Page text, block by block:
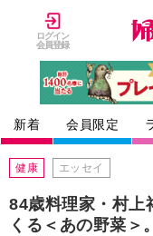
ログイン
会員登録
新着 会員限定
健康 エッセイ
84歳料理家・村
くる＜あの野菜＞